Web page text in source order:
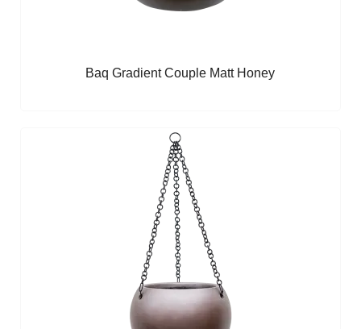
Baq Gradient Couple Matt Honey